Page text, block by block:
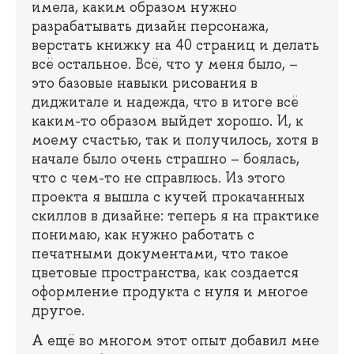
имела, каким образом нужно
разрабатывать дизайн персонажа,
верстать книжку на 40 страниц и делать
всё остальное. Всё, что у меня было, –
это базовые навыки рисования в
диджитале и надежда, что в итоге всё
каким-то образом выйдет хорошо. И, к
моему счастью, так и получилось, хотя в
начале было очень страшно – боялась,
что с чем-то не справлюсь. Из этого
проекта я вышла с кучей прокачанных
скиллов в дизайне: теперь я на практике
понимаю, как нужно работать с
печатными документами, что такое
цветовые пространства, как создается
оформление продукта с нуля и многое
другое.
А ещё во многом этот опыт добавил мне